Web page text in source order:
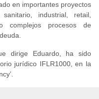
en importantes proyectos
industrial, retail,
complejos procesos de
dirige Eduardo, ha sido
jurídico IFLR1000, en la